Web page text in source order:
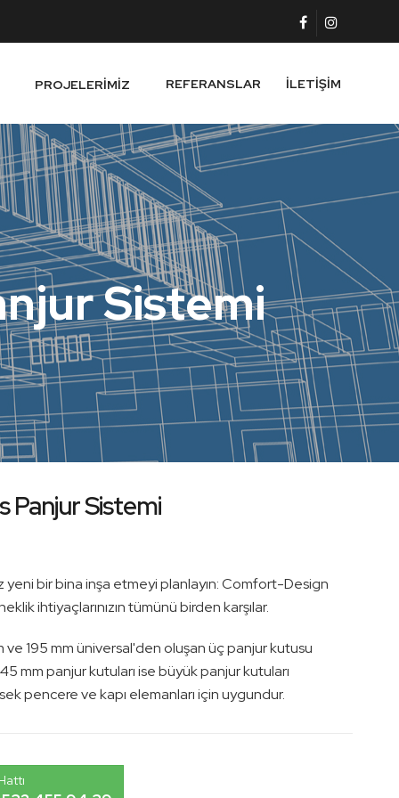
PROJELERIMIZ REFERANSLAR İLETIŞIM
Sistemi
Panjur Sistemi
yeni bir bina inşa etmeyi planlayın: Comfort-Design
ihtiyaçlarınızın tümünü birden karşılar.
195 mm üniversal'den oluşan üç panjur kutusu
mm panjur kutuları ise büyük panjur kutuları
pencere ve kapı elemanları için uygundur.